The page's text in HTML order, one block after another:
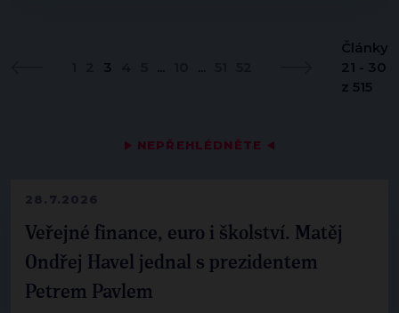
▶ NEPŘEHLÉDNĚTE ◀
28.7.2026
Veřejné finance, euro i školství. Matěj
Ondřej Havel jednal s prezidentem
Petrem Pavlem
3 ... ...
Články
21 - 30
z 515